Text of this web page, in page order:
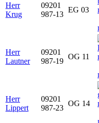
Herr
Krug
09201
987-13
EG 03
Herr
Lautner
09201
987-19
OG 11
Herr
Lippert
09201
987-23
OG 14